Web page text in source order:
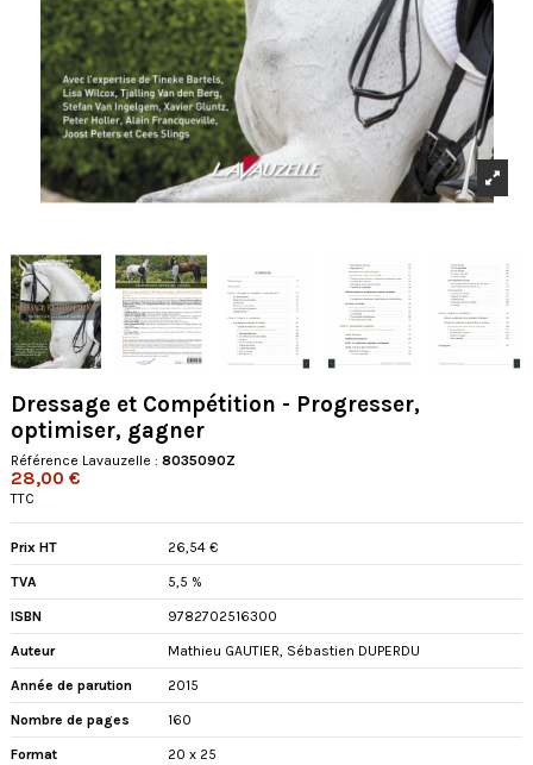
Dressage et Compétition - Progresser,
optimiser, gagner
Référence Lavauzelle : 8035090Z
28,00 €
TTC
Prix HT 26,54 €
TVA 5,5 %
ISBN 9782702516300
Auteur Mathieu GAUTIER, Sébastien DUPERDU
Année de parution 2015
Nombre de pages 160
Format 20 x 25